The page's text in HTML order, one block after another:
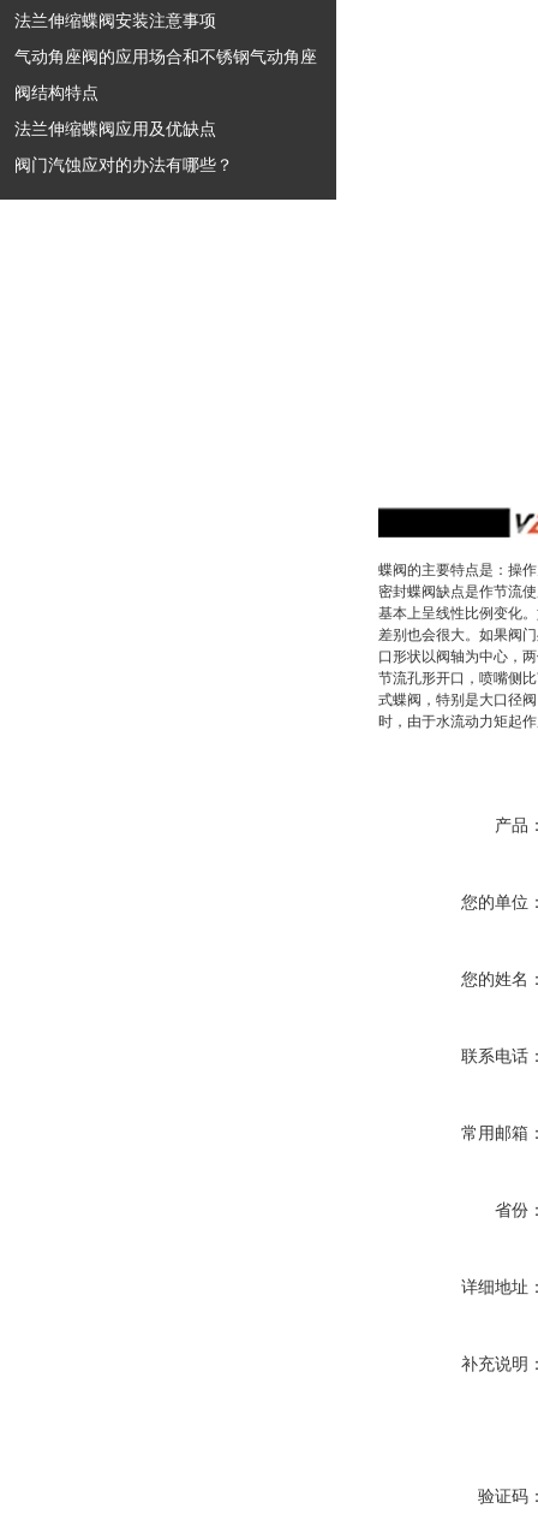
法兰伸缩蝶阀安装注意事项
气动角座阀的应用场合和不锈钢气动角座
阀结构特点
法兰伸缩蝶阀应用及优缺点
阀门汽蚀应对的办法有哪些？
蝶阀的主要特点是：操
密封蝶阀缺点是作节流
基本上呈线性比例变化
差别也会很大。如果阀
口形状以阀轴为中心，
节流孔形开口，喷嘴侧
式蝶阀，特别是大口径
时，由于水流动力矩起
产品
您的单位
您的姓名
联系电话
常用邮箱
省份
详细地址
补充说明
验证码